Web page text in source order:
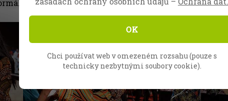
chodit a skákat. Sláva Bohu!
OK
Chci používat web v omezeném rozsahu (pouze s
technicky nezbytnými soubory cookie).